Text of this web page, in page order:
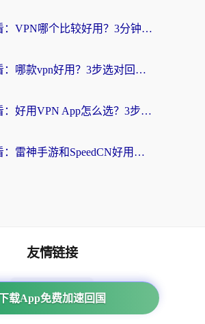
海外党必看：VPN哪个比较好用？3分钟找到适合你的回国加速方案
海外党必看：哪款vpn好用？3步选对回国加速器，无缝刷剧玩游戏
海外党必看：好用VPN App怎么选？3步教你无缝访问国内资源
海外党必看：雷神手游和SpeedCN好用吗？3招选对回国加速器无缝刷国内资源
载App免费加速回国
友情链接
番茄加速器